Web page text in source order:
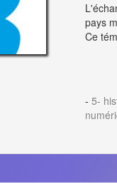
pays
Ce
-5-